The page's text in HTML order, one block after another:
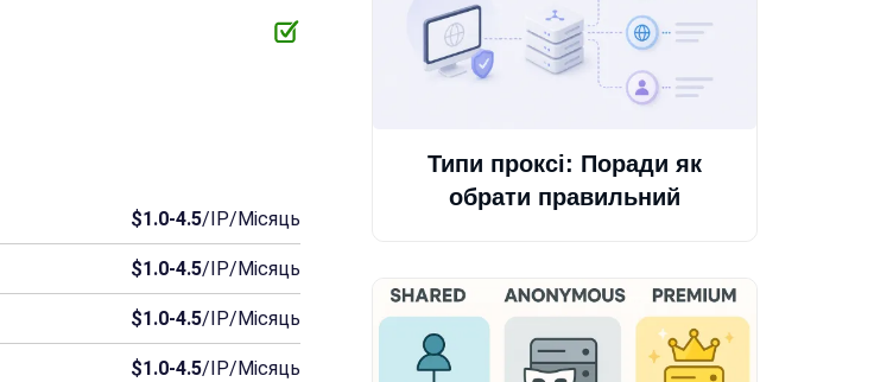
$1.0-4.5/IP/Місяць
$1.0-4.5/IP/Місяць
$1.0-4.5/IP/Місяць
$1.0-4.5/IP/Місяць
Типи проксі: Поради як
обрати правильний